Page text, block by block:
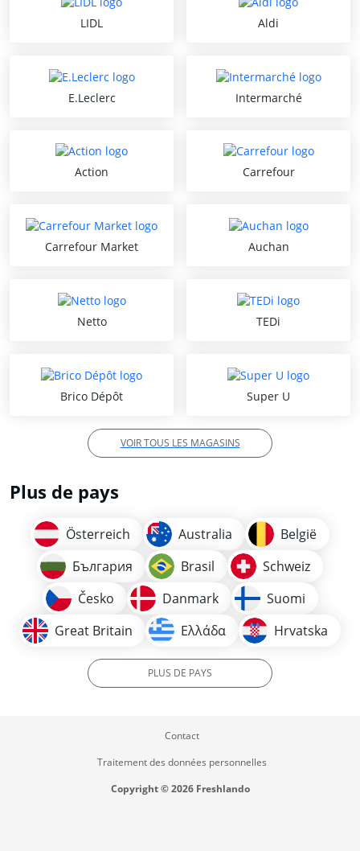
LIDL Aldi
E.Leclerc Intermarché
Action Carrefour
Carrefour Market Auchan
Netto TEDi
Brico Dépôt Super U
VOIR TOUS LES MAGASINS
Plus de pays
Österreich Australia
België
България
Brasil
Schweiz
Česko
Danmark
Suomi
Great Britain
Ελλάδα Hrvatska
PLUS DE PAYS
Contact
Traitement des données personnelles
Copyright © 2026 Freshlando